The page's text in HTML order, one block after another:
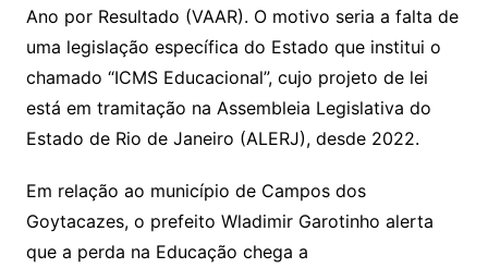
Ano por Resultado (VAAR). O motivo seria a falta de
uma legislação específica do Estado que institui o
chamado “ICMS Educacional”, cujo projeto de lei
está em tramitação na Assembleia Legislativa do
Estado de Rio de Janeiro (ALERJ), desde 2022.
Em relação ao município de Campos dos
Goytacazes, o prefeito Wladimir Garotinho alerta
que a perda na Educação chega a